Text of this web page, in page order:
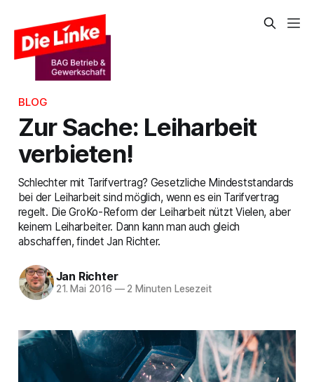
BLOG
Zur Sache: Leiharbeit
verbieten!
Schlechter mit Tarifvertrag? Gesetzliche Mindeststandards
bei der Leiharbeit sind möglich, wenn es ein Tarifvertrag
regelt. Die GroKo-Reform der Leiharbeit nützt Vielen, aber
keinem Leiharbeiter. Dann kann man auch gleich
abschaffen, findet Jan Richter.
Jan Richter
21. Mai 2016 —2 Minuten Lesezeit